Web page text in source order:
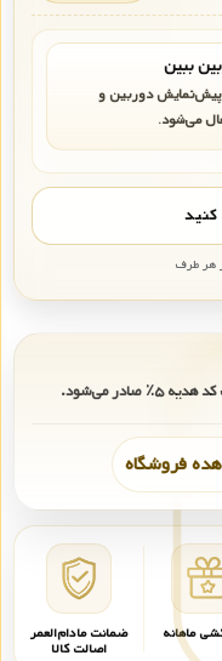
ببین
پیش‌نمایش دوربین و
می‌شود.
کنید
کد هدیه۵٪ صادر می‌شود.
فروشگاه
ماهانه ضمانت مادام‌العمر
اصالت کالا